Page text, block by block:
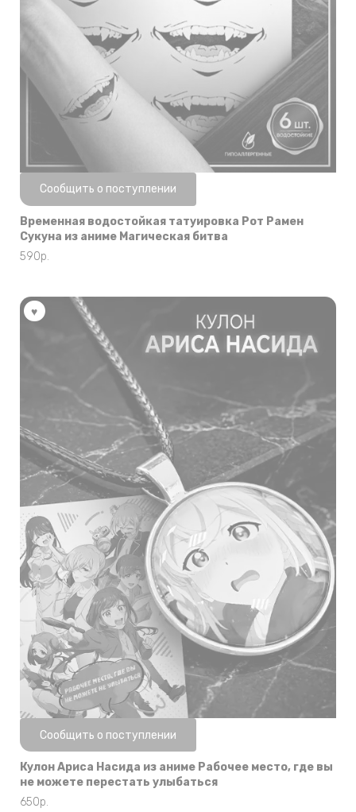
Нет в наличии
Сообщить о поступлении
Временная водостойкая татуировка Рот Рамен
Сукуна из аниме Магическая битва
590р.
Нет в наличии
Сообщить о поступлении
Кулон Ариса Насида из аниме Рабочее место, где вы
не можете перестать улыбаться
650р.